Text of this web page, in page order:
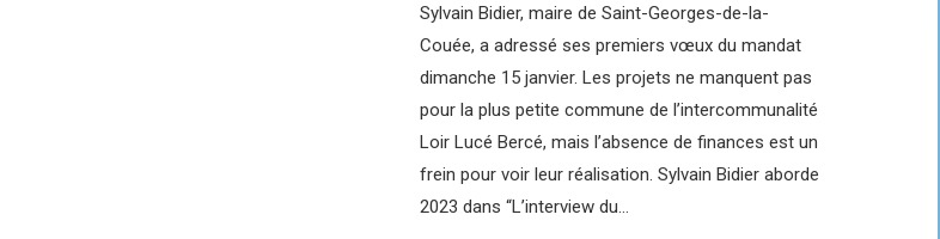
Sylvain Bidier, maire de Saint-Georges-de-la-
Couée, a adressé ses premiers vœux du mandat
dimanche 15 janvier. Les projets ne manquent pas
pour la plus petite commune de l’intercommunalité
Loir Lucé Bercé, mais l’absence de finances est un
frein pour voir leur réalisation. Sylvain Bidier aborde
2023 dans “L’interview du…